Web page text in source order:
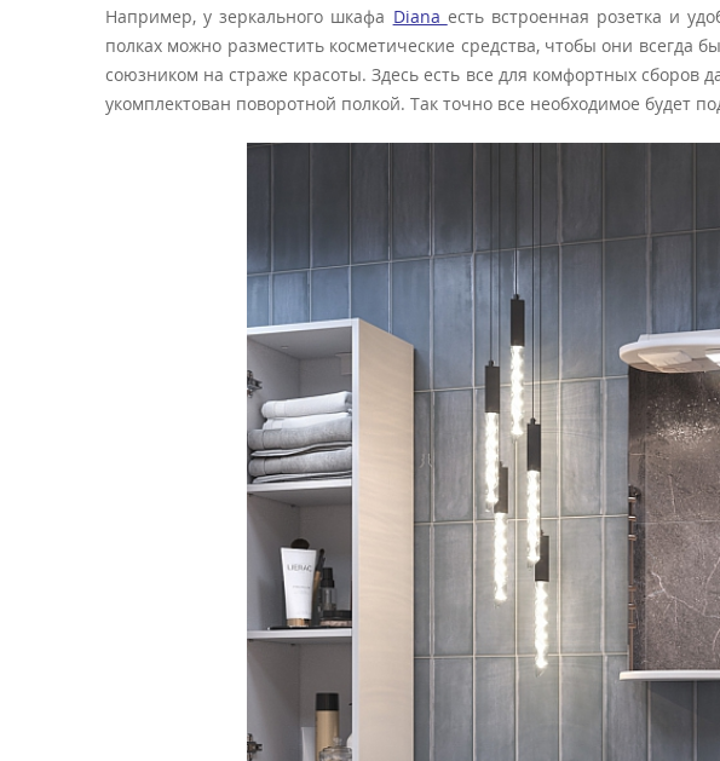
Например, у зеркального шкафа Diana есть встроенная розетка и
полках можно разместить косметические средства, чтобы они всегда
союзником на страже красоты. Здесь есть все для комфортных
укомплектован поворотной полкой. Так точно все необходимое будет